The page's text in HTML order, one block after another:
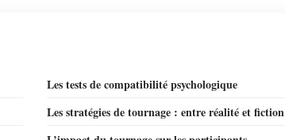
Les tests de compatibilité psychologique
Les stratégies de tournage : entre réalité et fiction